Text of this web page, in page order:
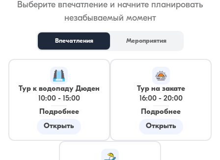
Выберите впечатление и начните планировать
незабываемый момент
Впечатления Мероприятия
Тур к водопаду Дюден
10:00-
15:00
Подробнее
Открыть
Тур на закате
16:00- 20:00
Подробнее
Открыть